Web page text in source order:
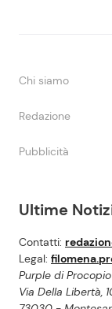
Ultime
Contatti:
Legal:
Purple di
Via Della Libertà,
Chi siamo
Redazione
Pubblicità